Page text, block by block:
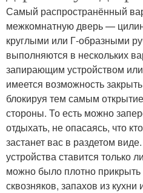
Самый распространённый
межкомнатную дверь —
круглыми или Г-образными
выполняются в нескольких
запирающим устройством
имеется возможность
блокируя тем самым
стороны. То есть можно
отдыхать, не опасаясь, что
застанет вас в раздетом
устройства ставится только
можно было плотно
сквозняков, запахов из